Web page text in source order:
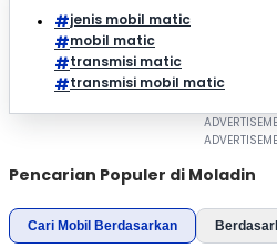
jenis mobil matic
mobil matic
transmisi matic
transmisi mobil matic
Pencarian Populer di Moladin
Cari Mobil Berdasarkan